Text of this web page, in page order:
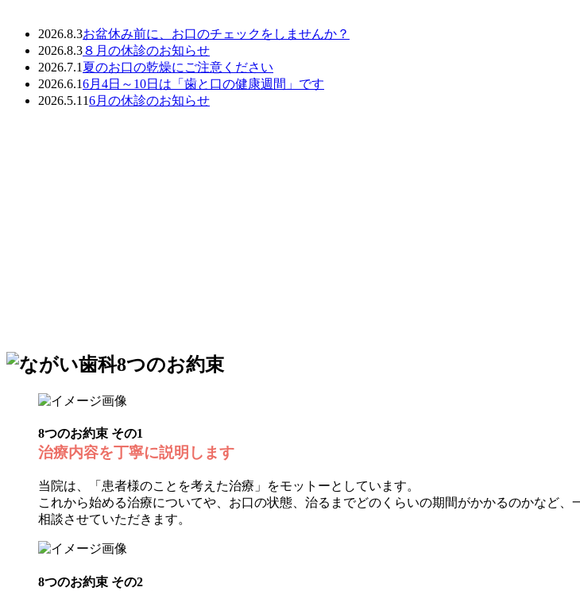
2026.8.3お盆休み前に、お口のチェックをしませんか？
2026.8.3８月の休診のお知らせ
2026.7.1 夏のお口の乾燥にご注意ください
2026.6.16月4日～10日は「歯と口の健康週間」です
2026.5.116月の休診のお知らせ
8つのお約束 その1
治療内容を丁寧に説明 します
当院は、「患者様のことを考えた治療」をモットーとしています。
これから始める治療についてや、お口の状態、治るまでどのくらいの期間がかかるのかなど
相談させていただきます。
8つのお約束 その2